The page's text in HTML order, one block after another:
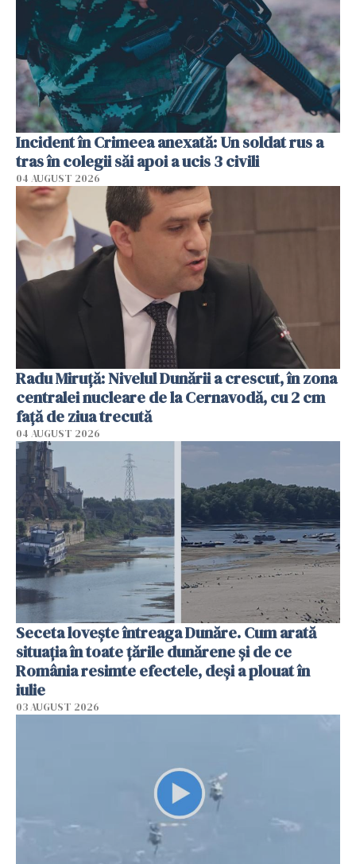
Incident în Crimeea anexată: Un soldat rus a
tras în colegii săi apoi a ucis 3 civili
04 AUGUST 2026
Radu Miruţă: Nivelul Dunării a crescut, în zona
centralei nucleare de la Cernavodă, cu 2 cm
faţă de ziua trecută
04 AUGUST 2026
Seceta lovește întreaga Dunăre. Cum arată
situația în toate țările dunărene și de ce
România resimte efectele, deși a plouat în
iulie
03 AUGUST 2026